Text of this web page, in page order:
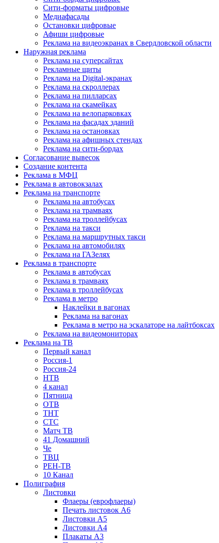
Сити-форматы цифровые
Медиафасады
Остановки цифровые
Афиши цифровые
Реклама на видеоэкранах в Свердловской области
Наружная реклама
Реклама на суперсайтах
Рекламные щиты
Реклама на Digital-экранах
Реклама на скроллерах
Реклама на пилларсах
Реклама на скамейках
Реклама на велопарковках
Реклама на фасадах зданий
Реклама на остановках
Реклама на афишных стендах
Реклама на сити-бордах
Согласование вывесок
Создание контента
Реклама в МФЦ
Реклама в автовокзалах
Реклама на транспорте
Реклама на автобусах
Реклама на трамваях
Реклама на троллейбусах
Реклама на такси
Реклама на маршрутных такси
Реклама на автомобилях
Реклама на ГАЗелях
Реклама в транспорте
Реклама в автобусах
Реклама в трамваях
Реклама в троллейбусах
Реклама в метро
Наклейки в вагонах
Реклама на вагонах
Реклама в метро на эскалаторе на лайтбоксах
Реклама на видеомониторах
Реклама на ТВ
Первый канал
Россия-1
Россия-24
НТВ
4 канал
Пятница
ОТВ
ТНТ
СТС
Матч ТВ
41 Домашний
Че
ТВЦ
РЕН-ТВ
10 Канал
Полиграфия
Листовки
Флаеры (еврофлаеры)
Печать листовок А6
Листовки А5
Листовки А4
Плакаты А3